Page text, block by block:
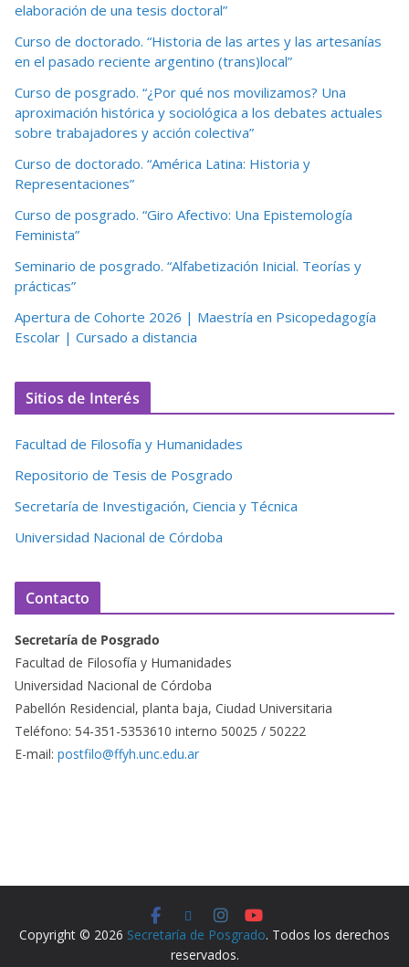
elaboración de una tesis doctoral”
Curso de doctorado. “Historia de las artes y las artesanías
en el pasado reciente argentino (trans)local”
Curso de posgrado. “¿Por qué nos movilizamos? Una
aproximación histórica y sociológica a los debates actuales
sobre trabajadores y acción colectiva”
Curso de doctorado. “América Latina: Historia y
Representaciones”
Curso de posgrado. “Giro Afectivo: Una Epistemología
Feminista”
Seminario de posgrado. “Alfabetización Inicial. Teorías y
prácticas”
Apertura de Cohorte 2026 | Maestría en Psicopedagogía
Escolar | Cursado a distancia
Sitios de Interés
Facultad de Filosofía y Humanidades
Repositorio de Tesis de Posgrado
Secretaría de Investigación, Ciencia y Técnica
Universidad Nacional de Córdoba
Contacto
Secretaría de Posgrado
Facultad de Filosofía y Humanidades
Universidad Nacional de Córdoba
Pabellón Residencial, planta baja, Ciudad Universitaria
Teléfono: 54-351-5353610 interno 50025 / 50222
E-mail: postfilo@ffyh.unc.edu.ar
Copyright © 2026 Secretaría de Posgrado. Todos los derechos
reservados.